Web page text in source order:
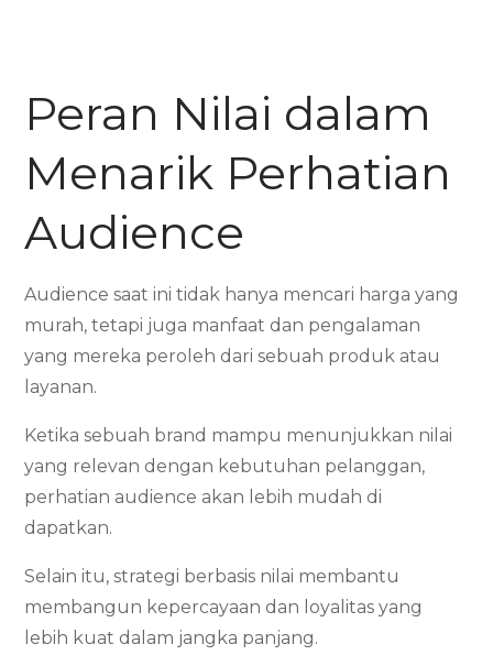
Peran Nilai dalam
Menarik Perhatian
Audience
Audience saat ini tidak hanya mencari harga yang
murah, tetapi juga manfaat dan pengalaman
yang mereka peroleh dari sebuah produk atau
layanan.
Ketika sebuah brand mampu menunjukkan nilai
yang relevan dengan kebutuhan pelanggan,
perhatian audience akan lebih mudah di
dapatkan.
Selain itu, strategi berbasis nilai membantu
membangun kepercayaan dan loyalitas yang
lebih kuat dalam jangka panjang.